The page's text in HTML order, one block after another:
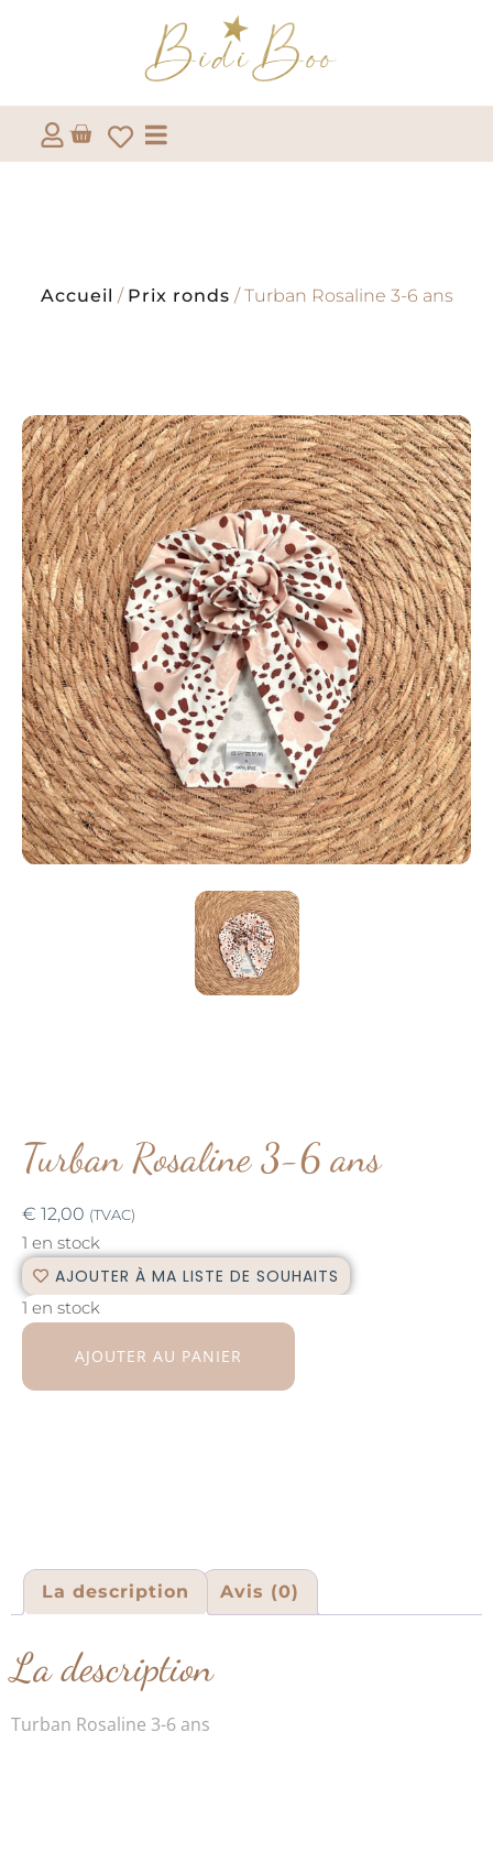
Accueil / Prix ronds / Turban Rosaline 3-6 ans
Turban Rosaline 3-6 ans
€ 12,00 (TVAC)
1 en stock
AJOUTER À MA LISTE DE SOUHAITS
1 en stock
AJOUTER AU PANIER
La description Avis (0)
La description
Turban Rosaline 3-6 ans